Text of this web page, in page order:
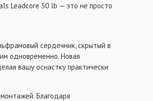
Leadcore 50 lb — это не просто
сердечник, скрытый в
одновременно. Новая
вашу оснастку практически
Благодаря